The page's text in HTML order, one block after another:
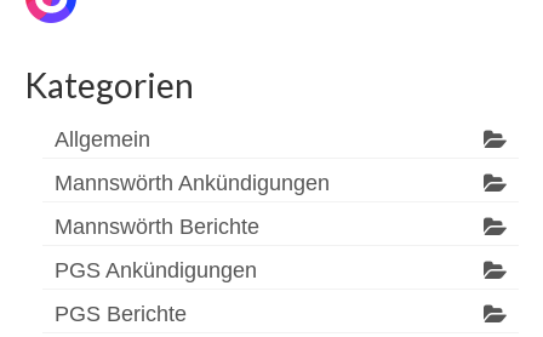
Kategorien
Allgemein
Mannswörth Ankündigungen
Mannswörth Berichte
PGS Ankündigungen
PGS Berichte